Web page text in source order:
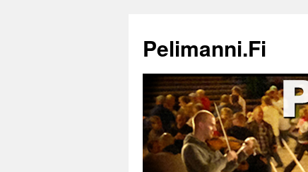
Pelimanni.Fi